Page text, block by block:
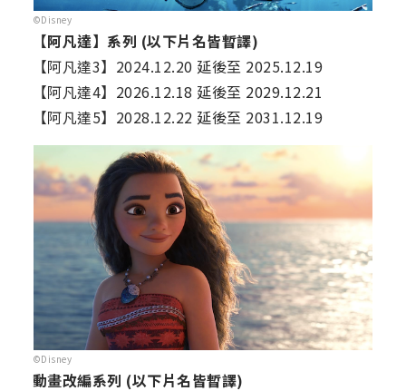
©Disney
【阿凡達】系列 (以下片名皆暫譯)
【阿凡達3】2024.12.20 延後至 2025.12.19
【阿凡達4】2026.12.18 延後至 2029.12.21
【阿凡達5】2028.12.22 延後至 2031.12.19
©Disney
動畫改編系列 (以下片名皆暫譯)